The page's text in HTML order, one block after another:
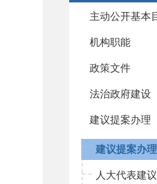
主动公开基本
机构职能
政策文件
法治政府建设
建议提案办理
人大代表建